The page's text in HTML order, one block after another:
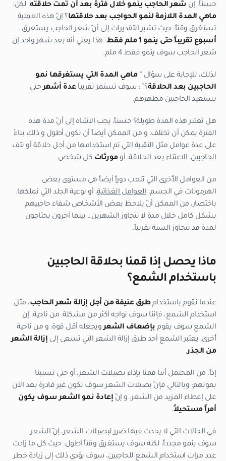
حسناً، إن شعر الحاجب ينمو خلال فترة بعد أن تمت حلاقته، لكن:
ماهي المدة اللازمة لنمو الحواجب بعد حلاقتها؟ إنّ هذه العملية
تستغرق وقتاً: حيث تشير التقديرات إلى أنّ شعر الحاجب يستغرق
أسبوع تقريباً حتى ينمو 1 ملم
فقط: هذا يعني أنه بعد شهر واحد إن
شعر الحاجب سوف ينمو فقط 4 ملم.
لذلك، للإجابة على سؤال ”ماهي المدة التي يستغرقها نمو
الحاجبين بعد الحلاقة؟” : سوف تستمر تقريباًعدة أشهرحتى
يستعيد الحاجبين مظهرهم.
هل تعتبر هذه المدة طويلة؟ حسناً، يجب الانتباه إلى أنّ مدة هذه
الفترة يمكن أن تختلف، و من الممكن أيضاً أن تكون أطول و ذلك بناءً
على عدة عوامل مثل التقنية التي تم استخدامها من أجل حلاقة أو نتف
الحاجبين، الاعتناء بعد الحلاقة، أومورثات كل شخص.
من العوامل الأُخرى التي تلعب دوراً أيضاً هي مستوى بعض
الهرمونات في الجسم، العوامل الغذائية، أو نوعية الجلد التي نملكها.
باختصار، من الممكن أنّ يلاحظ بعض الأشخاص شفاء حاجبيهم
بشكل كامل خلال مدة لا تتجاوز الشهرين… بينما آخرون يحتاجون
لمدة قد تتجاوز السنة تقريباً.
ماذا يحصل إذا قمنا بحلاقة الحاجبين
باستخدام الشمع؟
عندما نقوم باستخدامطرق عنيفة من أجل إزالة شعر الحاجب، مثل
استخدام الشمع، فإننا سوف نواجه أكثر من مشكلة: من ناحية، إن
الشمع سوف يقوم بإضعاف الشعرويجعله أقل قوة: و من ناحية
أُخرى، يعتبر الشمع أحد طرق إزالة الشعر التي تسعى إلى إزالة الشعر
من الجذر.
إذاً، من المحتمل أننا قمنا بإذاء بصيلات الشعر، أو حتى تسببنا
بموتهم: وبالتالي فإنّ بصيلات الشعر سوف تكون غير قادرة بعد الآن
على إعطاء المزيد من الشعر، و إنّ إعادة نمو الشعر سوف يكون
أمراً مستحيلاً.
في الحالات التي لا يحدث فيها ضرر لبصيلات الشعر، إنّ الشعر
سوف ينمو مجدداً، لكنه سوف يستغرق وقتاً أطول: حيث كل ما زادت
عدد مرات استخدام الشمع للحاجبين، سوف يؤدي ذلك إلى زيادة خطر